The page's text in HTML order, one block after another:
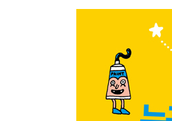
향상된 이미지 검색
다양한 콘텐츠 검색
향상된 내보내기
얼굴 자동 인식 기능
레이아웃을 위한
카메라 로우 편집
향상된 블러 기능 -